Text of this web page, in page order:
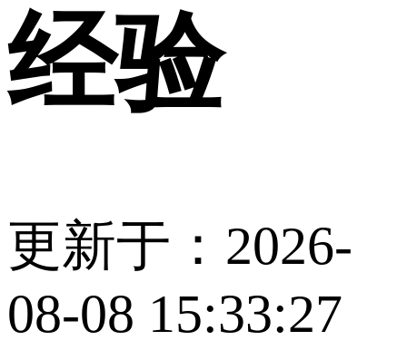
经验
更新于：2026-
08-08 15:33:27